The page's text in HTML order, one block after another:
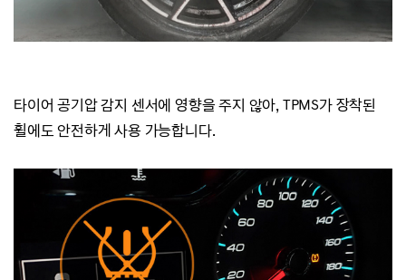
타이어 공기압 감지 센서에 영향을 주지 않아, TPMS가 장착된
휠에도 안전하게 사용 가능합니다.